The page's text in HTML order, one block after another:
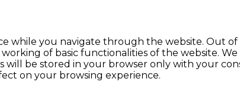
while you navigate through the website. Out
of basic functionalities of the website.
will be stored in your browser only with your
on your browsing experience.